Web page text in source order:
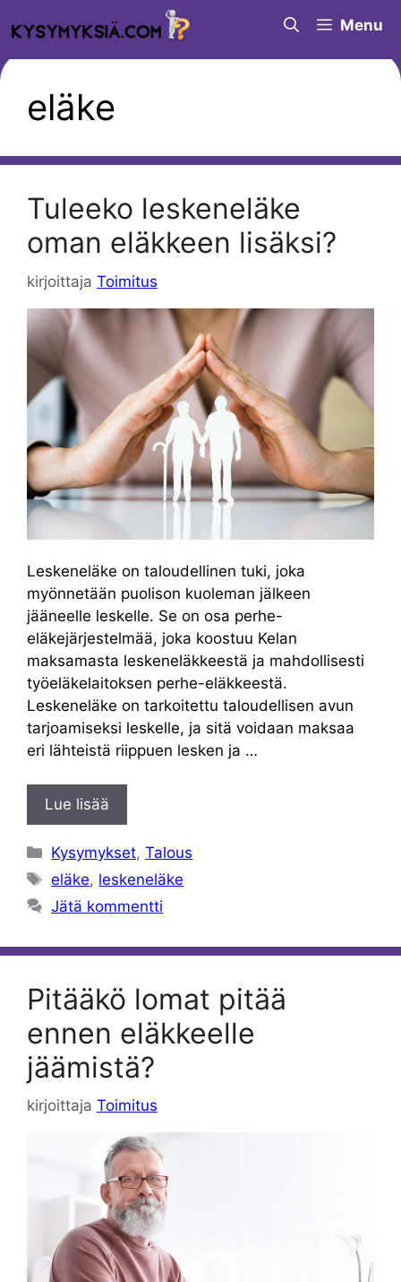
sisältöön
Menu
eläke
Tuleeko leskeneläke
oman eläkkeen lisäksi?
kirjoittaja Toimitus
Leskeneläke on taloudellinen tuki, joka
myönnetään puolison kuoleman jälkeen
jääneelle leskelle. Se on osa perhe-
eläkejärjestelmää, joka koostuu Kelan
maksamasta leskeneläkkeestä ja mahdollisesti
työeläkelaitoksen perhe-eläkkeestä.
Leskeneläke on tarkoitettu taloudellisen avun
tarjoamiseksi leskelle, ja sitä voidaan maksaa
eri lähteistä riippuen lesken ja …
Lue lisää
Kategoriat
Kysymykset,Talous
Avainsanat
eläke, leskeneläke
Jätä kommentti
Pitääkö lomat pitää
ennen eläkkeelle
jäämistä?
kirjoittaja Toimitus